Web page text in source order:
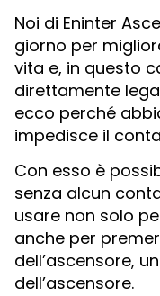
Noi di Eninter
giorno per
vita e, in questo
direttamente
ecco perché
impedisce il
Con esso è
senza alcun
usare non solo
anche per
dell’ascensore,
dell’ascensore.